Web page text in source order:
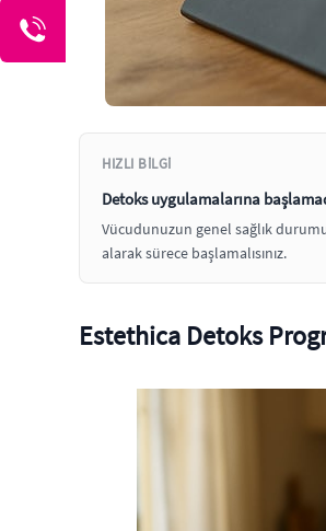
HIZLI BILGI
Detoks uygulamalarına
Vücudunuzun genel sağlık
alarak sürece başlamalısınız.
Estethica Detoks